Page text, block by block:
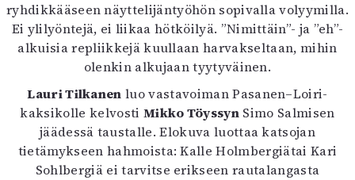
ryhdikkääseen näyttelijäntyöhön sopivalla volyymilla.
Ei ylilyöntejä, ei liikaa hötköilyä. ”Nimittäin”- ja ”eh”-
alkuisia repliikkejä kuullaan harvakseltaan, mihin
olenkin alkujaan tyytyväinen.
Lauri Tilkanen luo vastavoiman Pasanen–Loiri-
kaksikolle kelvosti Mikko Töyssyn Simo Salmisen
jäädessä taustalle. Elokuva luottaa katsojan
tietämykseen hahmoista: Kalle Holmbergiätai Kari
Sohlbergiä ei tarvitse erikseen rautalangasta